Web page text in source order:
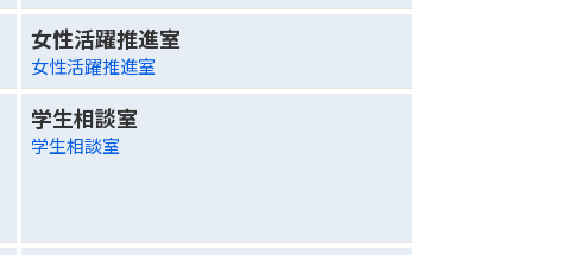
女性活躍推進室
女性活躍推進室
学生相談室
学生相談室